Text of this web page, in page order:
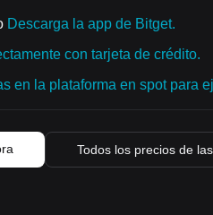
Descarga la app de Bitget.
con tarjeta de crédito.
en la plataforma en spot para
Todos los precios de